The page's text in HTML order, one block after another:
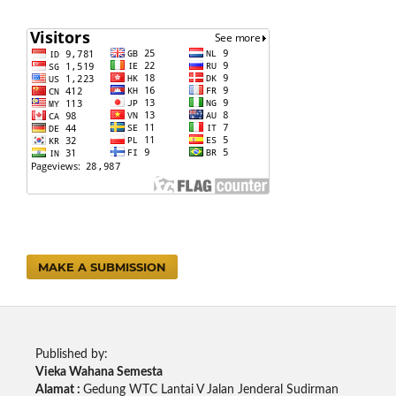
MAKE A SUBMISSION
Published by:
Vieka Wahana Semesta
Alamat : Gedung WTC Lantai V Jalan Jenderal Sudirman